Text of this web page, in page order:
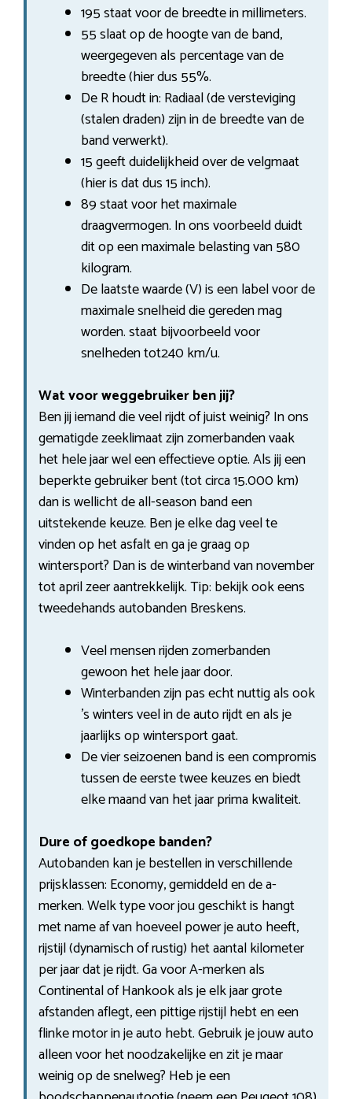
195 staat voor de breedte in millimeters.
55 slaat op de hoogte van de band,
weergegeven als percentage van de
breedte (hier dus 55%.
De R houdt in: Radiaal (de versteviging
(stalen draden) zijn in de breedte van de
band verwerkt).
15 geeft duidelijkheid over de velgmaat
(hier is dat dus 15 inch).
89 staat voor het maximale
draagvermogen. In ons voorbeeld duidt
dit op een maximale belasting van 580
kilogram.
De laatste waarde (V) is een label voor de
maximale snelheid die gereden mag
worden. staat bijvoorbeeld voor
snelheden tot240 km/u.
Wat voor weggebruiker ben jij?
Ben jij iemand die veel rijdt of juist weinig? In ons
gematigde zeeklimaat zijn zomerbanden vaak
het hele jaar wel een effectieve optie. Als jij een
beperkte gebruiker bent (tot circa 15.000 km)
dan is wellicht de all-season band een
uitstekende keuze. Ben je elke dag veel te
vinden op het asfalt en ga je graag op
wintersport? Dan is de winterband van november
tot april zeer aantrekkelijk. Tip: bekijk ook eens
tweedehands autobanden Breskens.
Veel mensen rijden zomerbanden
gewoon het hele jaar door.
Winterbanden zijn pas echt nuttig als ook
’s winters veel in de auto rijdt en als je
jaarlijks op wintersport gaat.
De vier seizoenen band is een compromis
tussen de eerste twee keuzes en biedt
elke maand van het jaar prima kwaliteit.
Dure of goedkope banden?
Autobanden kan je bestellen in verschillende
prijsklassen: Economy, gemiddeld en de a-
merken. Welk type voor jou geschikt is hangt
met name af van hoeveel power je auto heeft,
rijstijl (dynamisch of rustig) het aantal kilometer
per jaar dat je rijdt. Ga voor A-merken als
Continental of Hankook als je elk jaar grote
afstanden aflegt, een pittige rijstijl hebt en een
flinke motor in je auto hebt. Gebruik je jouw auto
alleen voor het noodzakelijke en zit je maar
weinig op de snelweg? Heb je een